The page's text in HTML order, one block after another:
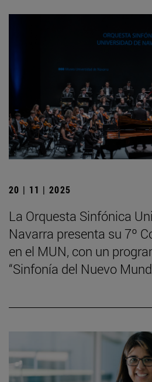
20 | 11 | 2025
La Orquesta Sinfónica
Navarra presenta su 7º
en el MUN, con un
“Sinfonía del Nuevo